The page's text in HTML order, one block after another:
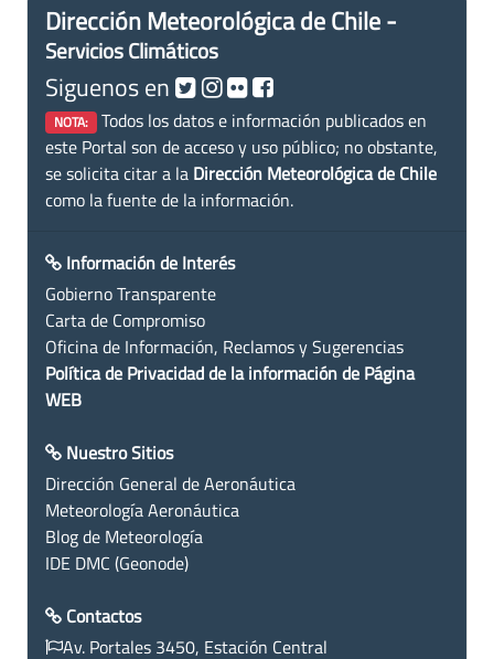
Dirección Meteorológica de Chile -
Servicios Climáticos
Siguenos en
NOTA: Todos los datos e información publicados en
este Portal son de acceso y uso público; no obstante,
se solicita citar a la Dirección Meteorológica de Chile
como la fuente de la información.
Información de Interés
Gobierno Transparente
Carta de Compromiso
Oficina de Información, Reclamos y Sugerencias
Política de Privacidad de la información de Página
WEB
Nuestro Sitios
Dirección General de Aeronáutica
Meteorología Aeronáutica
Blog de Meteorología
IDE DMC (Geonode)
Contactos
Av. Portales 3450, Estación Central